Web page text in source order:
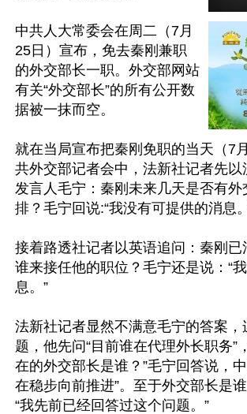
中共人大常委会在周二（7月
25日）宣布，免去秦刚兼职
的外交部长一职。外交部网站
有关“外交部长”的所有公开数
据被一抹而空。
就在当局宣布把秦刚免职的当天（7
共外交部记者会中，法新社记者先以
发言人毛宁：秦刚未来几天是否有外
排？毛宁回说:“我没有可提供的消息
接着路透社记者以英语追问：秦刚已
谁来接任他的职位？毛宁还是说：“
息。”
法新社记者显然不满意毛宁的答案，
题，他先问“目前谁在代理外长职务”
在的外交部长是谁？”毛宁回答说，
在稳步向前推进”。至于外交部长是
“我先前已经回答过这个问题。”